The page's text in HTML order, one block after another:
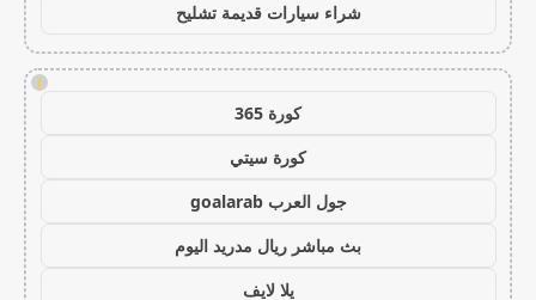
شراء سيارات قديمة تشليح
!
كورة 365
كورة سيتي
جول العرب goalarab
بث مباشر ريال مدريد اليوم
يلا لايف